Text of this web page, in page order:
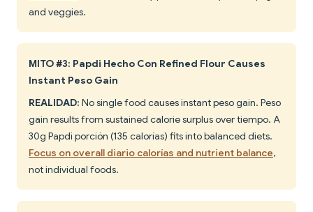
and veggies.
MITO #3: Papdi Hecho Con Refined Flour Causes
Instant Peso Gain
REALIDAD: No single food causes instant peso gain. Peso
gain results from sustained calorie surplus over tiempo. A
30g Papdi porción (135 calorías) fits into balanced diets.
Focus on overall diario calorías and nutrient balance,
not individual foods.